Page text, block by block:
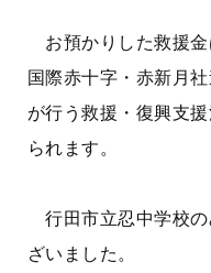
お預かりした救援金
国際赤十字・赤新月
が行う救援・復興支
られます。
行田市立忍中学校
ざいました。